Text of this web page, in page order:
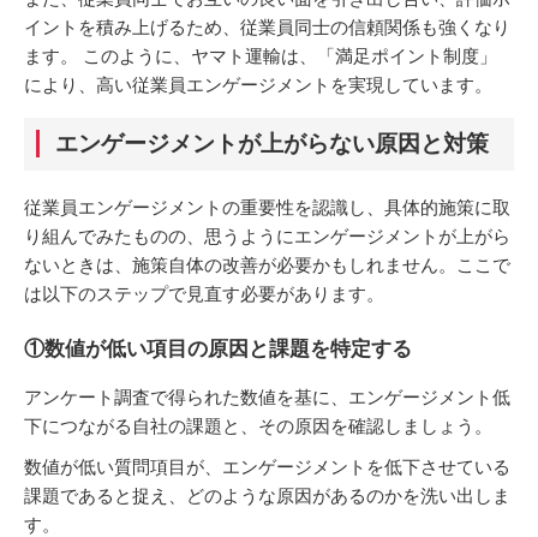
イントを積み上げるため、従業員同士の信頼関係も強くなり
ます。 このように、ヤマト運輸は、「満足ポイント制度」
により、高い従業員エンゲージメントを実現しています。
エンゲージメントが上がらない原因と対策
従業員エンゲージメントの重要性を認識し、具体的施策に取
り組んでみたものの、思うようにエンゲージメントが上がら
ないときは、施策自体の改善が必要かもしれません。ここで
は以下のステップで見直す必要があります。
①数値が低い項目の原因と課題を特定する
アンケート調査で得られた数値を基に、エンゲージメント低
下につながる自社の課題と、その原因を確認しましょう。
数値が低い質問項目が、エンゲージメントを低下させている
課題であると捉え、どのような原因があるのかを洗い出しま
す。